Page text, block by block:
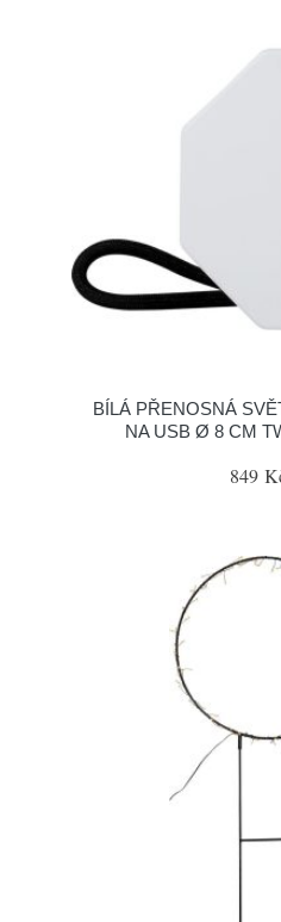
BÍLÁ PŘENOSNÁ
NA USB Ø 8 CM
849